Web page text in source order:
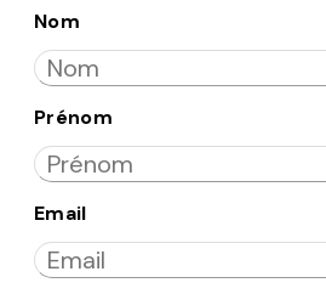
Nom
Prénom
Email